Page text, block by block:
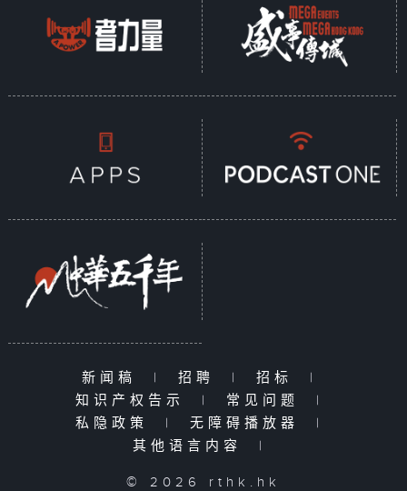
新闻稿 | 招聘 | 招标
|
知识产权告示
| 常见问题
|
私隐政策
| 无障碍播放器
|
其他语言内容
|
© 2026 rthk.hk